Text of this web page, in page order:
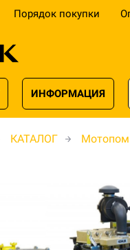
Порядок покупки
ИНФОРМАЦИЯ
КАТАЛОГ